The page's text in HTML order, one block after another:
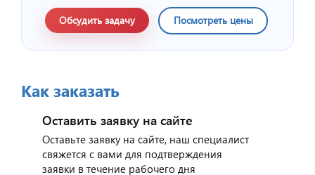
Отзыв от представителя
индийского ресторана
"Малабар".
Обсудить задачу Посмотреть цены
Как заказать
Оставить заявку на сайте
Оставьте заявку на сайте, наш специалист
свяжется с вами для подтверждения
заявки в течение рабочего дня